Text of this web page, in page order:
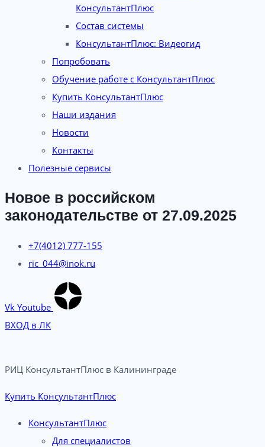
КонсультантПлюс
Состав системы
КонсультантПлюс: Видеогид
Попробовать
Обучение работе с КонсультантПлюс
Купить КонсультантПлюс
Наши издания
Новости
Контакты
Полезные сервисы
Новое в российском
законодательстве от 27.09.2025
+7(4012) 777-155
ric_044@inok.ru
Vk Youtube
ВХОД в ЛК
РИЦ КонсультантПлюс в Калининграде​
Купить КонсультантПлюс
КонсультантПлюс
Для специалистов